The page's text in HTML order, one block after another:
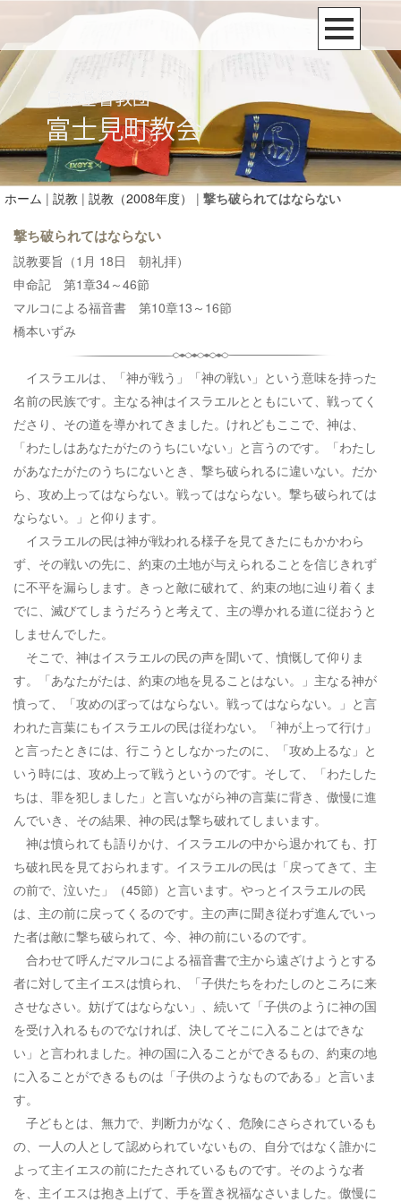
ホーム | 説教 | 説教（2008年度） | 撃ち破られてはならない
撃ち破られてはならない
説教要旨（1月 18日 朝礼拝）
申命記 第1章34～46節
マルコによる福音書 第10章13～16節
橋本いずみ
イスラエルは、「神が戦う」「神の戦い」という意味を持った
名前の民族です。主なる神はイスラエルとともにいて、戦ってく
ださり、その道を導かれてきました。けれどもここで、神は、
「わたしはあなたがたのうちにいない」と言うのです。「わたし
があなたがたのうちにないとき、撃ち破られるに違いない。だか
ら、攻め上ってはならない。戦ってはならない。撃ち破られては
ならない。」と仰ります。
イスラエルの民は神が戦われる様子を見てきたにもかかわら
ず、その戦いの先に、約束の土地が与えられることを信じきれず
に不平を漏らします。きっと敵に破れて、約束の地に辿り着くま
でに、滅びてしまうだろうと考えて、主の導かれる道に従おうと
しませんでした。
そこで、神はイスラエルの民の声を聞いて、憤慨して仰りま
す。「あなたがたは、約束の地を見ることはない。」主なる神が
憤って、「攻めのぼってはならない。戦ってはならない。」と言
われた言葉にもイスラエルの民は従わない。「神が上って行け」
と言ったときには、行こうとしなかったのに、「攻め上るな」と
いう時には、攻め上って戦うというのです。そして、「わたした
ちは、罪を犯しました」と言いながら神の言葉に背き、傲慢に進
んでいき、その結果、神の民は撃ち破れてしまいます。
神は憤られても語りかけ、イスラエルの中から退かれても、打
ち破れ民を見ておられます。イスラエルの民は「戻ってきて、主
の前で、泣いた」（45節）と言います。やっとイスラエルの民
は、主の前に戻ってくるのです。主の声に聞き従わず進んでいっ
た者は敵に撃ち破られて、今、神の前にいるのです。
合わせて呼んだマルコによる福音書で主から遠ざけようとする
者に対して主イエスは憤られ、「子供たちをわたしのところに来
させなさい。妨げてはならない」、続いて「子供のように神の国
を受け入れるものでなければ、決してそこに入ることはできな
い」と言われました。神の国に入ることができるもの、約束の地
に入ることができるものは「子供のようなものである」と言いま
す。
子どもとは、無力で、判断力がなく、危険にさらされているも
の、一人の人として認められていないもの、自分ではなく誰かに
よって主イエスの前にたたされているものです。そのような者
を、主イエスは抱き上げて、手を置き祝福なさいました。傲慢に